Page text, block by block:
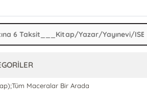
Maceralar Bir Arada